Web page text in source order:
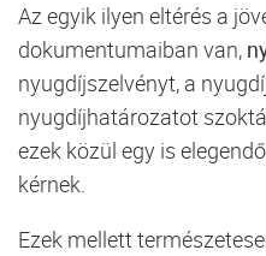
Az egyik ilyen eltérés a
dokumentumaiban van,
nyugdíjszelvényt, a
nyugdíjhatározatot
ezek közül egy is
kérnek.
Ezek mellett